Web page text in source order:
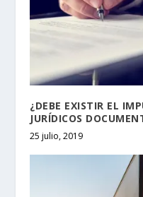
¿DEBE EXISTIR EL
JURÍDICOS
25 julio, 2019